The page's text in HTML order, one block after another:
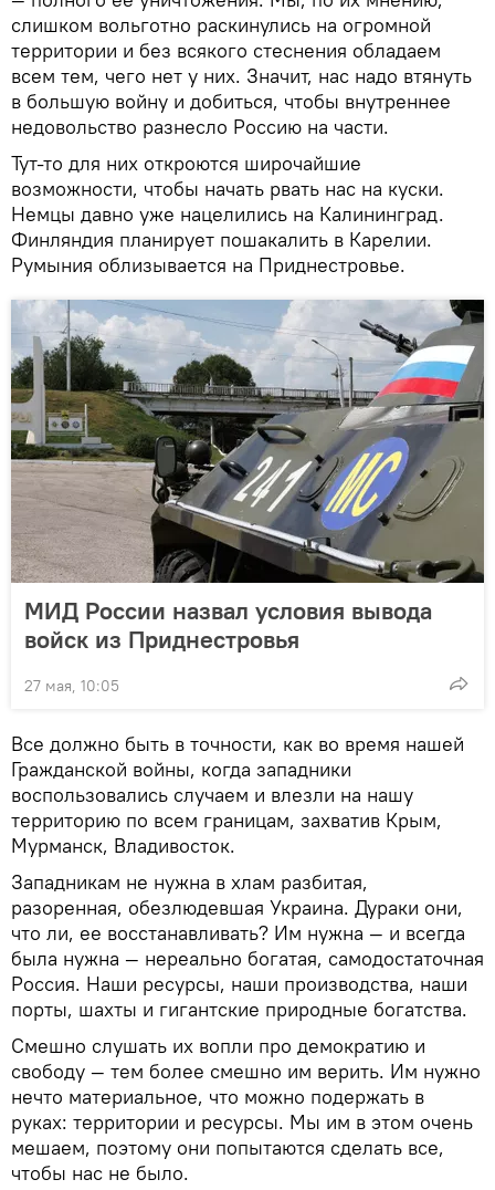
слишком вольготно раскинулись на огромной
территории и без всякого стеснения обладаем
всем тем, чего нет у них. Значит, нас надо втянуть
в большую войну и добиться, чтобы внутреннее
недовольство разнесло Россию на части.
Тут-то для них откроются широчайшие
возможности, чтобы начать рвать нас на куски.
Немцы давно уже нацелились на Калининград.
Финляндия планирует пошакалить в Карелии.
Румыния облизывается на Приднестровье.
МИД России назвал условия вывода
войск из Приднестровья
27 мая, 10:05
Все должно быть в точности, как во время нашей
Гражданской войны, когда западники
воспользовались случаем и влезли на нашу
территорию по всем границам, захватив Крым,
Мурманск, Владивосток.
Западникам не нужна в хлам разбитая,
разоренная, обезлюдевшая Украина. Дураки они,
что ли, ее восстанавливать? Им нужна — и всегда
была нужна — нереально богатая, самодостаточная
Россия. Наши ресурсы, наши производства, наши
порты, шахты и гигантские природные богатства.
Смешно слушать их вопли про демократию и
свободу — тем более смешно им верить. Им нужно
нечто материальное, что можно подержать в
руках: территории и ресурсы. Мы им в этом очень
мешаем, поэтому они попытаются сделать все,
чтобы нас не было.